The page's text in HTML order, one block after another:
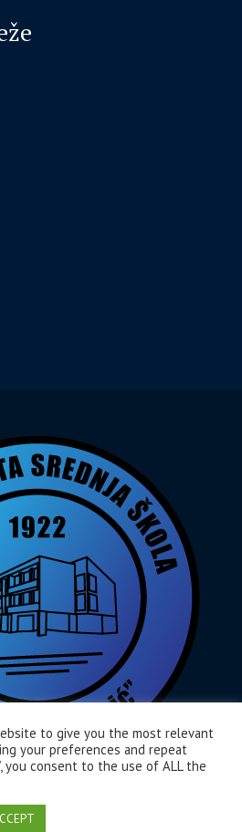
to give you the most relevant
your preferences and repeat
you consent to the use of ALL the